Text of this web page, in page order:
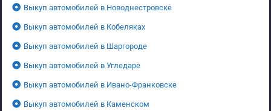
Выкуп автомобилей в Новоднестровске
Выкуп автомобилей в Кобеляках
Выкуп автомобилей в Шаргороде
Выкуп автомобилей в Угледаре
Выкуп автомобилей в Ивано-Франковске
Выкуп автомобилей в Каменском